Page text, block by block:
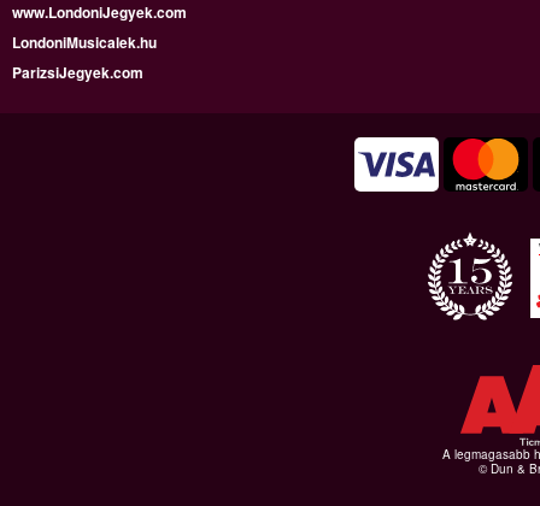
www.LondoniJegyek.com
LondoniMusicalek.hu
ParizsiJegyek.com
A legmagasabb
© Dun &